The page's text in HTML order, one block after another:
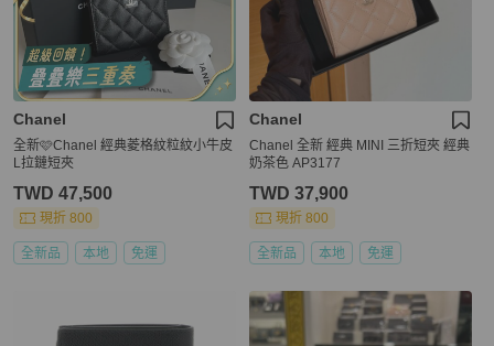
Chanel
全新🩷Chanel 經典菱格紋粒紋小牛皮
L拉鏈短夾
TWD 47,500
現折 800
全新品 本地 免運
Chanel
Chanel 全新 經典 MINI 三折短夾 經典
奶茶色 AP3177
TWD 37,900
現折 800
全新品 本地 免運